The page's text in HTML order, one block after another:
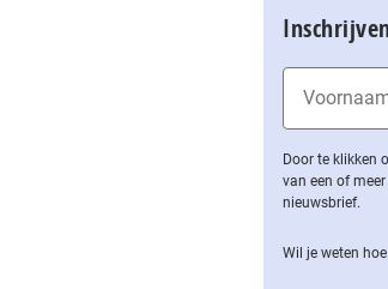
Door te klikken
van een of
nieuwsbrief.
Wil je weten